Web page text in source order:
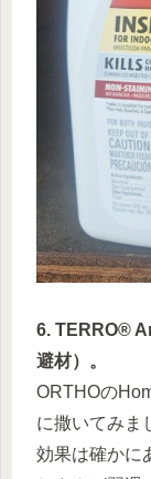
6. TERRO®
避材）。
ORTHOの
に撒いてみま
効果は確かに